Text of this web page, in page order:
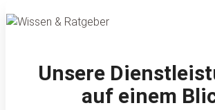
Unsere
auf einem